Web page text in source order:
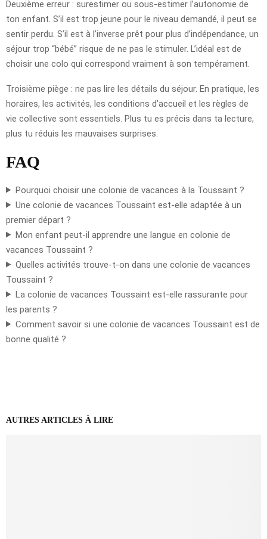
Deuxième erreur : surestimer ou sous-estimer l’autonomie de
ton enfant. S’il est trop jeune pour le niveau demandé, il peut se
sentir perdu. S’il est à l’inverse prêt pour plus d’indépendance, un
séjour trop “bébé” risque de ne pas le stimuler. L’idéal est de
choisir une colo qui correspond vraiment à son tempérament.
Troisième piège : ne pas lire les détails du séjour. En pratique, les
horaires, les activités, les conditions d’accueil et les règles de
vie collective sont essentiels. Plus tu es précis dans ta lecture,
plus tu réduis les mauvaises surprises.
FAQ
Pourquoi choisir une colonie de vacances à la Toussaint ?
Une colonie de vacances Toussaint est-elle adaptée à un
premier départ ?
Mon enfant peut-il apprendre une langue en colonie de
vacances Toussaint ?
Quelles activités trouve-t-on dans une colonie de vacances
Toussaint ?
La colonie de vacances Toussaint est-elle rassurante pour
les parents ?
Comment savoir si une colonie de vacances Toussaint est de
bonne qualité ?
AUTRES ARTICLES À LIRE